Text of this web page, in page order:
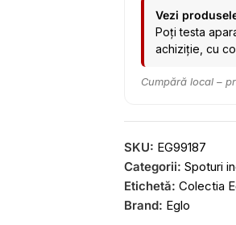
Vezi
Poți testa
achiziție, cu
Cumpără local –
SKU: EG99187
Categorii: Spoturi
Etichetă: Colectia
Brand: Eglo